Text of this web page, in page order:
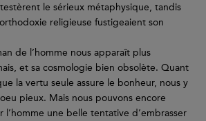
le sérieux métaphysique, tandis
religieuse fustigeaient son
de l’homme nous apparaît plus
et sa cosmologie bien obsolète. Quant
la vertu seule assure le bonheur, nous y
pieux. Mais nous pouvons encore
l’homme une belle tentative d’embrasser